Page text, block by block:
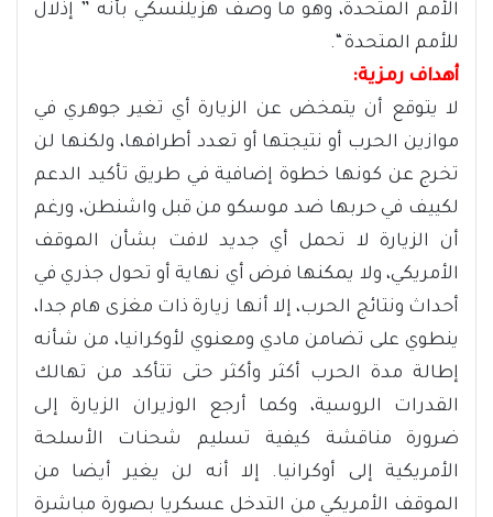
الأمم المتحدة، وهو ما وصف هزيلنسكي بأنه ” إذلال
للأمم المتحدة “.
أهداف رمزية:
لا يتوقع أن يتمخض عن الزيارة أي تغير جوهري في
موازين الحرب أو نتيجتها أو تعدد أطرافها، ولكنها لن
تخرج عن كونها خطوة إضافية في طريق تأكيد الدعم
لكييف في حربها ضد موسكو من قبل واشنطن، ورغم
أن الزيارة لا تحمل أي جديد لافت بشأن الموقف
الأمريكي، ولا يمكنها فرض أي نهاية أو تحول جذري في
أحداث ونتائج الحرب، إلا أنها زيارة ذات مغزى هام جدا،
ينطوي على تضامن مادي ومعنوي لأوكرانيا، من شأنه
إطالة مدة الحرب أكثر وأكثر حتى تتأكد من تهالك
القدرات الروسية، وكما أرجع الوزيران الزيارة إلى
ضرورة مناقشة كيفية تسليم شحنات الأسلحة
الأمريكية إلى أوكرانيا. إلا أنه لن يغير أيضا من
الموقف الأمريكي من التدخل عسكريا بصورة مباشرة